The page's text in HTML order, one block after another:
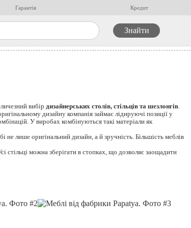
Гарантія Кредит
вибірдизайнерських столів, стільців та шезлонгів.
дизайну компанія займає лідируючі позиції у
У виробах комбінуються такі матеріали як
лише оригінальний дизайн, а й зручність. Більшість меблів
стільці можна зберігати в стопках, що дозволяє заощадити